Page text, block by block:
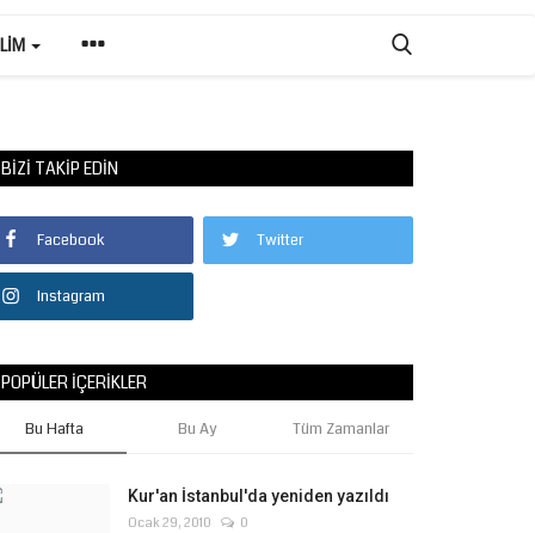
BIZI TAKIP EDIN
Facebook Twitter
Instagram
POPÜLER İÇERIKLER
Bu Hafta Bu Ay Tüm Zamanlar
Kur'an İstanbul'da yeniden yazıldı
Ocak 29, 2010 0